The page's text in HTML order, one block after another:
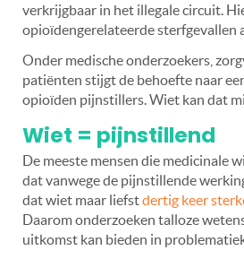
verkrijgbaar in het illegale circuit.
opioïdengerelateerde sterfgevallen
Onder medische onderzoekers,
patiënten stijgt de behoefte naar
opioïden pijnstillers. Wiet kan dat
Wiet = pijnstillend
De meeste mensen die medicinale
dat vanwege de pijnstillende
dat wiet maar liefstdertig keer
Daarom onderzoeken talloze
uitkomst kan bieden in